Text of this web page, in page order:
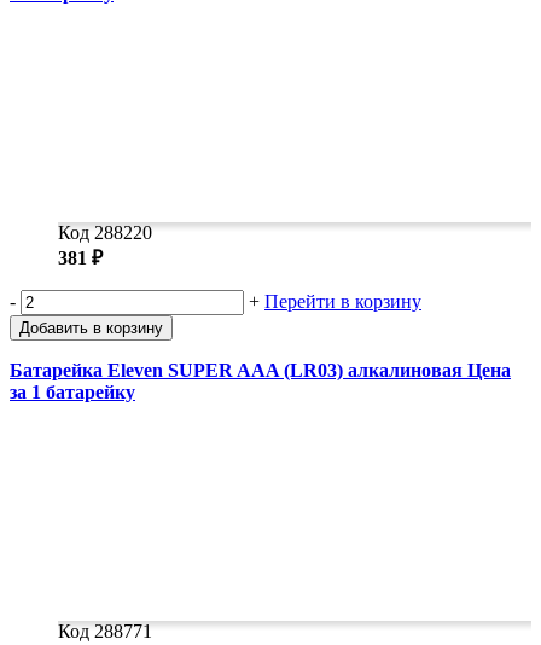
Код 288220
381 ₽
- + Перейти в корзину
Добавить в корзину
Батарейка Eleven SUPER AAA (LR03) алкалиновая Цена
за 1 батарейку
Код 288771